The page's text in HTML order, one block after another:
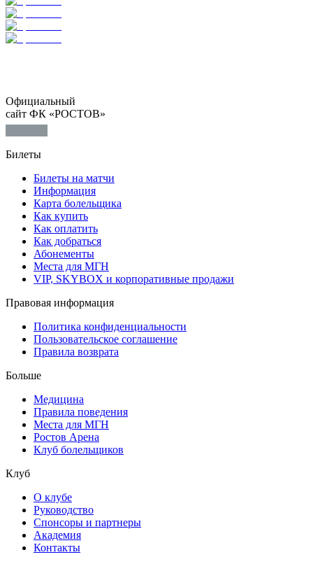
Официальный
сайт ФК «РОСТОВ»
Билеты
Билеты на матчи
Информация
Карта болельщика
Как купить
Как оплатить
Как добраться
Абонементы
Места для МГН
VIP, SKYBOX и корпоративные продажи
Правовая информация
Политика конфиденциальности
Пользовательское соглашение
Правила возврата
Больше
Медицина
Правила поведения
Места для МГН
Ростов Арена
Клуб болельщиков
Клуб
О клубе
Руководство
Спонсоры и партнеры
Академия
Контакты